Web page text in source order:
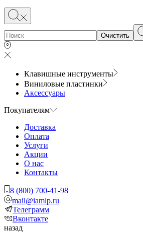
Очистить
Клавишные инструменты
Виниловые пластинки
Аксессуары
Покупателям
Доставка
Оплата
Услуги
Акции
О нас
Контакты
8 (800) 700-41-98
mail@iamlp.ru
Телеграмм
Вконтакте
назад